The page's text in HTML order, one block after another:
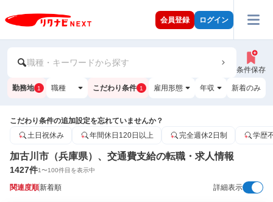
会員登録 ログイン
職種・キーワードから探す
条件保存
勤務地 1 職種 こだわり条件 1 雇用形態 年収 新着のみ
こだわり条件の追加設定を忘れていませんか？
土日祝休み
年間休日120日以上 完全週休2日制 学歴
加古川市（兵庫県）、交通費支給の転職・求人情報
1427件1〜100件目を表示中
関連度順新着順 詳細表示